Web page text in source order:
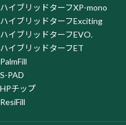
ハイブリッドターフXP-mono
ハイブリッドターフExciting
ハイブリッドターフEVO.
ハイブリッドターフET
PalmFill
S-PAD
HPチップ
ResiFill